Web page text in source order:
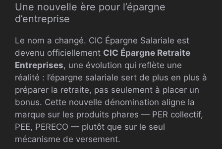
Une nouvelle ère pour l’épargne
d’entreprise
Le nom a changé. CIC Épargne Salariale est
devenu officiellement CIC Épargne Retraite
Entreprises, une évolution qui reflète une
réalité : l’épargne salariale sert de plus en plus à
préparer la retraite, pas seulement à placer un
bonus. Cette nouvelle dénomination aligne la
marque sur les produits phares — PER collectif,
PEE, PERECO — plutôt que sur le seul
mécanisme de versement.